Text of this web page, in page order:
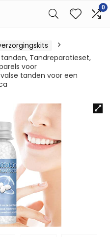
0
Tandreparatieset,
voor
tanden voor een